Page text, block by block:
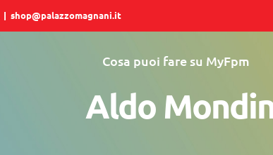
| shop@palazzomagnani.it
Cosa puoi fare su MyFpm
Aldo